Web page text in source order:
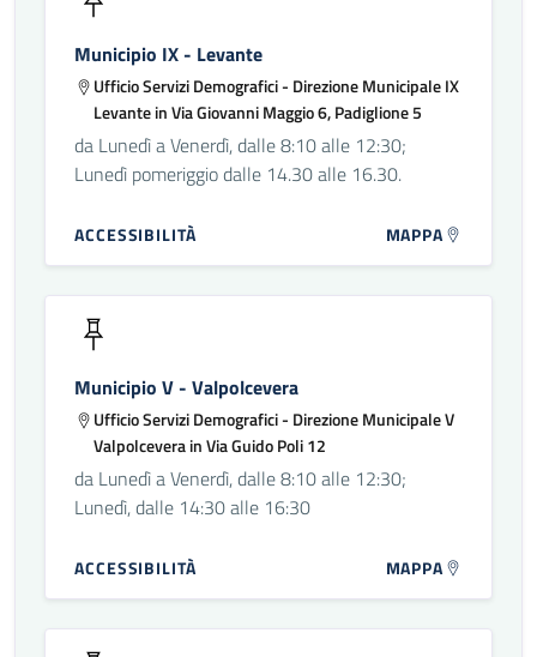
Municipio IX - Levante
Ufficio Servizi Demografici - Direzione Municipale IX
Levante in Via Giovanni Maggio 6, Padiglione 5
da Lunedì a Venerdì, dalle 8:10 alle 12:30;
Lunedì pomeriggio dalle 14.30 alle 16.30.
ACCESSIBILITÀ MAPPA
Municipio V - Valpolcevera
Ufficio Servizi Demografici - Direzione Municipale V
Valpolcevera in Via Guido Poli 12
da Lunedì a Venerdì, dalle 8:10 alle 12:30;
Lunedì, dalle 14:30 alle 16:30
ACCESSIBILITÀ MAPPA